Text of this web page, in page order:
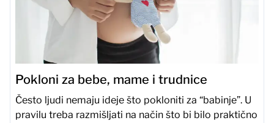
Pokloni za bebe, mame i trudnice
Često ljudi nemaju ideje što pokloniti za “babinje”. U
pravilu treba razmišljati na način što bi bilo praktično